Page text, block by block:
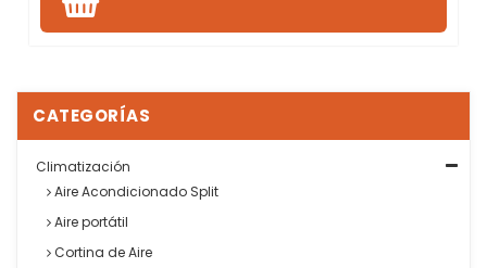
CATEGORÍAS
Climatización
Aire Acondicionado Split
Aire portátil
Cortina de Aire